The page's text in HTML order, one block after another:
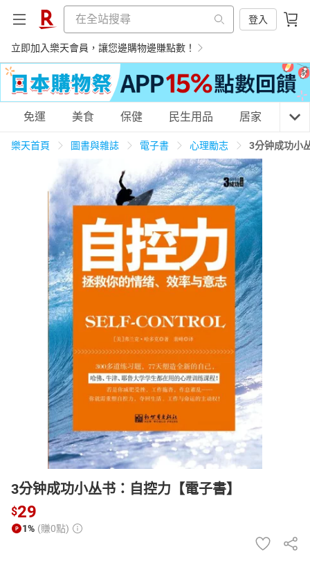
登入
立即加入樂天會員，讓您邊購物邊賺點數！
購物網分類
天天免運 美食蛋糕 養生保健 民生用品
居家生活 3C家電 運動休閒 親子玩具
女裝 情趣用品
日本購物
HOT
免運 美食 保健 民生用品 居家 3C
樂天首頁 圖書與雜誌 電子書 心理勵志 3分钟成功小
3分钟成功小丛书：自控力【電子書】
$29
1% (賺0點)